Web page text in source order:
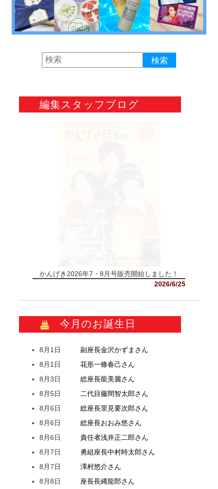
編集スタッフブログ
かんげき2026年7・8月号販売開始しました！
2026/6/25
今月のお誕生日
8月1日 副座長金沢かずま さん
8月1日
花形一條春己さん
8月3日
総座長龍美麗さん
8月5日
二代目藤間智太郎さん
8月6日
総座長里見要次郎さん
8月6日
総座長おおみ悠さん
8月6日
責任者浅井正二郎さん
8月7日
勇組座長中村時太郎さん
8月7日
澤村悠介さん
8月8日
座長長縄龍郎さん